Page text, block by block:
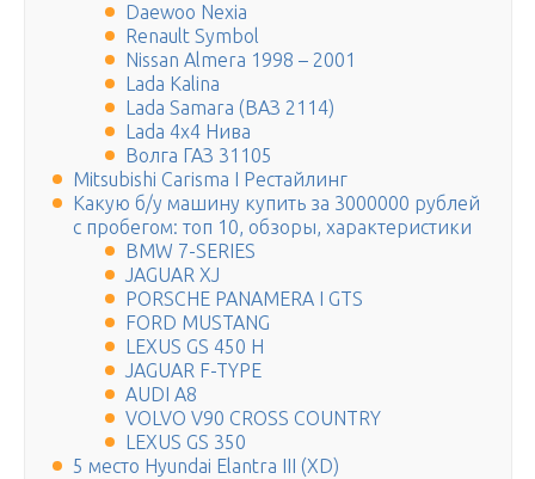
Daewoo Nexia
Renault Symbol
Nissan Almera 1998 – 2001
Lada Kalina
Lada Samara (ВАЗ 2114)
Lada 4х4 Нива
Волга ГАЗ 31105
Mitsubishi Carisma I Рестайлинг
Какую б/у машину купить за 3000000 рублей
с пробегом: топ 10, обзоры, характеристики
BMW 7-SERIES
JAGUAR XJ
PORSCHE PANAMERA I GTS
FORD MUSTANG
LEXUS GS 450 H
JAGUAR F-TYPE
AUDI A8
VOLVO V90 CROSS COUNTRY
LEXUS GS 350
5 место Hyundai Elantra III (XD)